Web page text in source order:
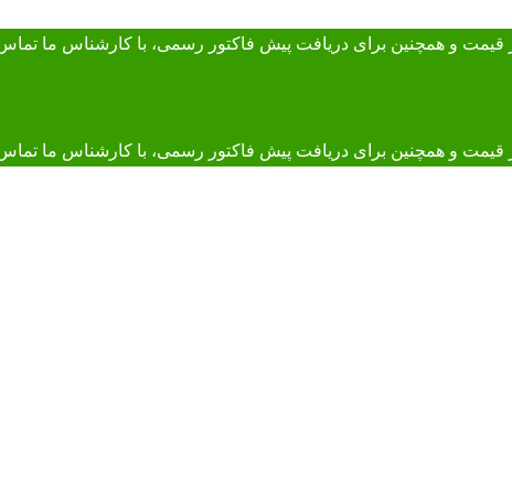
قیمت و همچنین برای دریافت پیش فاکتور رسمی، با کارشناس ما تماس
همچنین برای دریافت پیش فاکتور رسمی، با کارشناس ما تماس بگیرید.